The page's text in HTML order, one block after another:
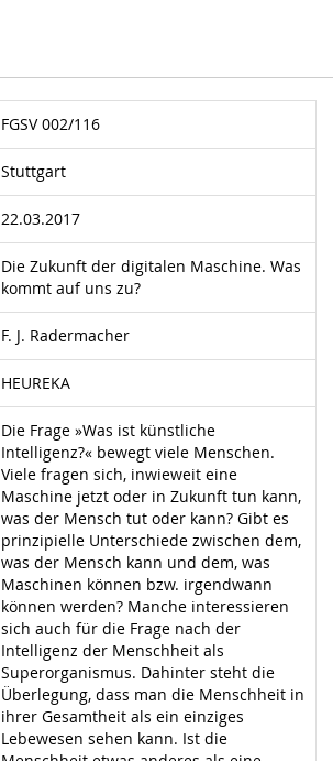
FGSV 002/116
Stuttgart
22.03.2017
Die Zukunft der digitalen Maschine. Was
kommt auf uns zu?
F. J. Radermacher
HEUREKA
Die Frage »Was ist künstliche
Intelligenz?« bewegt viele Menschen.
Viele fragen sich, inwieweit eine
Maschine jetzt oder in Zukunft tun kann,
was der Mensch tut oder kann? Gibt es
prinzipielle Unterschiede zwischen dem,
was der Mensch kann und dem, was
Maschinen können bzw. irgendwann
können werden? Manche interessieren
sich auch für die Frage nach der
Intelligenz der Menschheit als
Superorganismus. Dahinter steht die
Überlegung, dass man die Menschheit in
ihrer Gesamtheit als ein einziges
Lebewesen sehen kann. Ist die